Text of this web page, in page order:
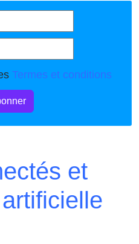
Termes et conditions
et